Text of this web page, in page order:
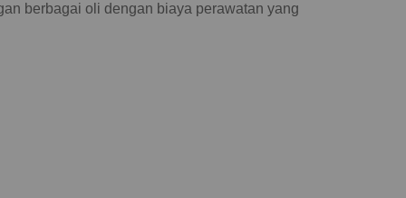
berbagai oli dengan biaya perawatan yang